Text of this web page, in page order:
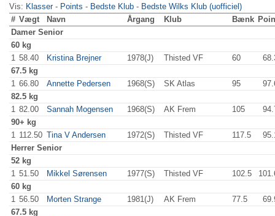
Vis: Klasser- Points - Bedste Klub - Bedste Wilks Klub (uofficiel)
# Vægt Navn Årgang Klub Bænk
Damer Senior
60 kg
1 58.40 Kristina Brejner 1978(J) Thisted VF 60
67.5 kg
1 66.80 Annette Pedersen 1968(S) SK Atlas 95
82.5 kg
1 82.00 Sannah Mogensen 1968(S) AK Frem 105
90+ kg
1 112.50 Tina V Andersen 1972(S) Thisted VF 117.5
Herrer Senior
52 kg
1 51.50 Mikkel Sørensen 1977(S) Thisted VF 102.5
60 kg
1 56.50 Morten Strange 1981(J) AK Frem 77.5
67.5 kg